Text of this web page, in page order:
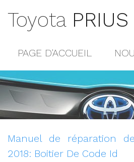
Toyota PRIUS
PAGE D'ACCUEIL
POPULAIRE
CONTACTS
Manuel de réparation
2018: Boitier De Code Id